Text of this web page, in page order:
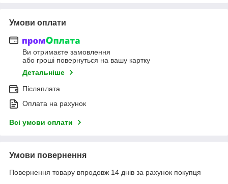
Умови оплати
Ви отримаєте замовлення
або гроші повернуться на вашу картку
Детальніше
Післяплата
Оплата на рахунок
Всі умови оплати
Умови повернення
Повернення товару впродовж 14 днів за рахунок покупця